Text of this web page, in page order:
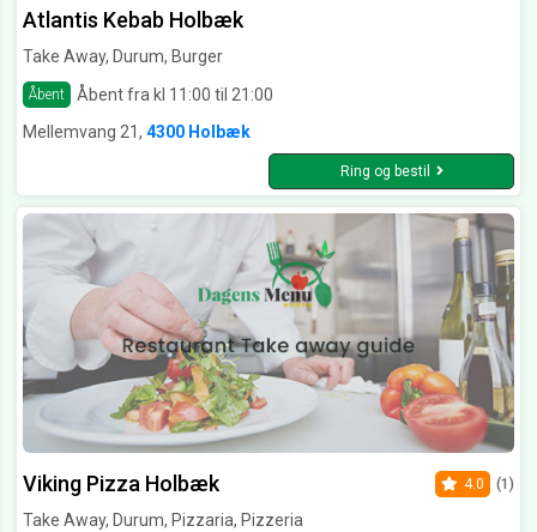
Atlantis Kebab Holbæk
Take Away, Durum, Burger
Åbent
Åbent fra kl 11:00 til 21:00
Mellemvang 21, 4300 Holbæk
Ring og bestil
Viking Pizza Holbæk
Take Away, Durum, Pizzaria, Pizzeria
4.0 (1)